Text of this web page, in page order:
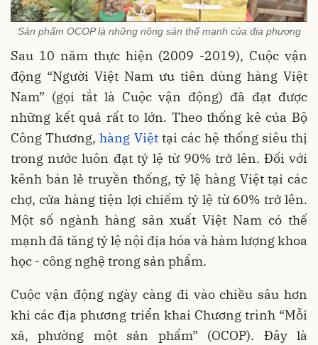
Sản phẩm OCOP là những nông sản thế mạnh của địa phương
Sau 10 năm thực hiện (2009 -2019), Cuộc vận
động “Người Việt Nam ưu tiên dùng hàng Việt
Nam” (gọi tắt là Cuộc vận động) đã đạt được
những kết quả rất to lớn. Theo thống kê của Bộ
Công Thương,hàng Việttại các hệ thống siêu thị
trong nước luôn đạt tỷ lệ từ 90% trở lên. Đối với
kênh bán lẻ truyền thống, tỷ lệ hàng Việt tại các
chợ, cửa hàng tiện lợi chiếm tỷ lệ từ 60% trở lên.
Một số ngành hàng sản xuất Việt Nam có thế
mạnh đã tăng tỷ lệ nội địa hóa và hàm lượng khoa
học - công nghệ trong sản phẩm.
Cuộc vận động ngày càng đi vào chiều sâu hơn
khi các địa phương triển khai Chương trình “Mỗi
xã, phường một sản phẩm” (OCOP). Đây là